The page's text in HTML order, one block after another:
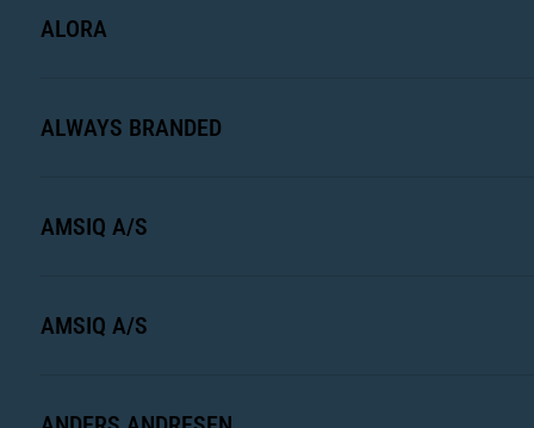
ALORA
ALWAYS BRANDED
AMSIQ A/S
AMSIQ A/S